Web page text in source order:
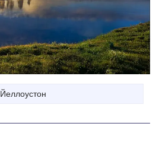
Йеллоустон